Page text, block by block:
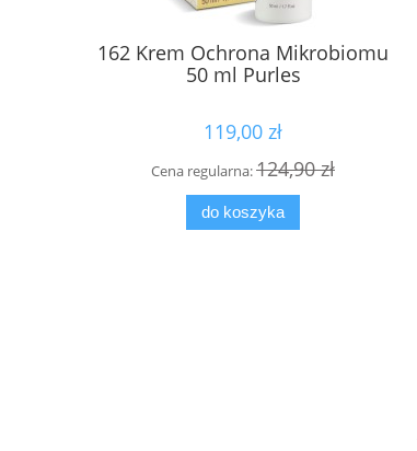
162 Krem Ochrona Mikrobiomu
50 ml Purles
119,00 zł
Cena regularna:124,90 zł
do koszyka